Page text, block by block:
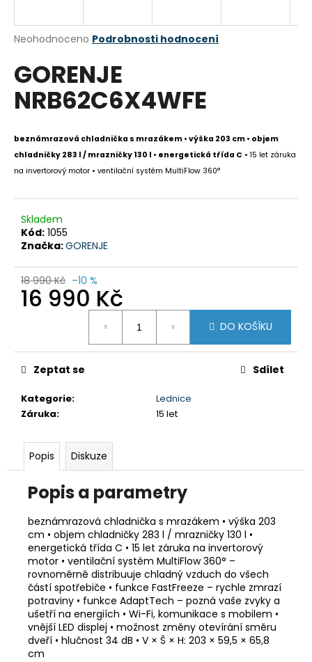
Průměrné
produktu
je
0,0
Neohodnoceno Podrobnosti hodnocení
GORENJE
NRB62C6X4WFE
beznámrazová chladnička s mrazákem • výška 203 cm • objem
chladničky 283 l / mrazničky 130 l • energetická třída C • 15 let záruka
na invertorový motor • ventilační systém MultiFlow 360°
Skladem
Kód: 1055
Značka:GORENJE
18 990 Kč –10 %
16 990 Kč
DO KOŠÍKU
Kategorie:
Lednice
Záruka: 15 let
Zeptat se Sdílet
Popis Diskuze
Popis a parametry
beznámrazová chladnička s mrazákem • výška 203
cm • objem chladničky 283 l / mrazničky 130 l •
energetická třída C • 15 let záruka na invertorový
motor • ventilační systém MultiFlow 360° –
rovnoměrně distribuuje chladný vzduch do všech
částí spotřebiče • funkce FastFreeze – rychle zmrazí
potraviny • funkce AdaptTech – pozná vaše zvyky a
ušetří na energiích • Wi-Fi, komunikace s mobilem •
vnější LED displej • možnost změny otevírání směru
dveří • hlučnost 34 dB • V × Š × H: 203 × 59,5 × 65,8
cm
j
t
?
HLEDAT
D
o
p
o
u
m
e
ECT644BSC
490
Kč
Původně:
990